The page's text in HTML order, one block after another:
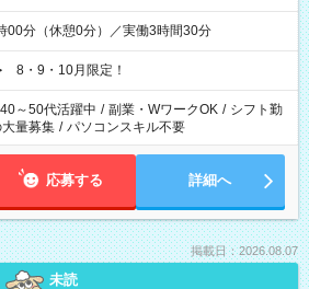
00分（休憩0分）／実働3時間30分
・9・10月限定！
40～50代活躍中 / 副業・WワークOK / シフト勤
量募集 / パソコンスキル不要
応募する 詳細へ
掲載日：2026.08.07
未読